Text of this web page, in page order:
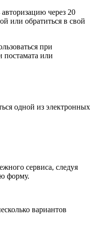
через 20
или обратиться в свой
при
постамата или
одной из электронных
сервиса, следуя
форму.
вариантов